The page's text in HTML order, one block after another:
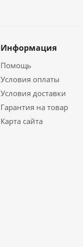
Информация
Помощь
Условия оплаты
Условия доставки
Гарантия на товар
Карта сайта